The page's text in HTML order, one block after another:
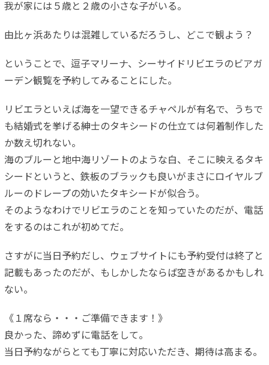
我が家には５歳と２歳の小さな子がいる。
由比ヶ浜あたりは混雑しているだろうし、どこで観よう？
ということで、逗子マリーナ、シーサイドリビエラのビアガ
ーデン観覧を予約してみることにした。
リビエラといえば海を一望できるチャペルが有名で、うちで
も結婚式を挙げる紳士のタキシードの仕立ては何着制作した
か数え切れない。
海のブルーと地中海リゾートのような白、そこに映えるタキ
シードというと、鉄板のブラックも良いがまさにロイヤルブ
ルーのドレープの効いたタキシードが似合う。
そのようなわけでリビエラのことを知っていたのだが、電話
をするのはこれが初めてだ。
さすがに当日予約だし、ウェブサイトにも予約受付は終了と
記載もあったのだが、もしかしたならば空きがあるかもしれ
ない。
《１席なら・・・ご準備できます！》
良かった、諦めずに電話をして。
当日予約ながらとても丁寧に対応いただき、期待は高まる。